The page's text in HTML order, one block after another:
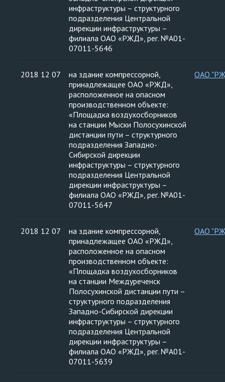
инфраструктуры – структурного
подразделения Центральной
дирекции инфраструктуры –
филиала ОАО «РЖД», рег. №А01-
07011-5646
2018 12 07
на здание компрессорной,
принадлежащее ОАО «РЖД»,
расположенное на опасном
производственном объекте:
«Площадка воздухосборников
на станции Мыски Полосухинской
дистанции пути – структурного
подразделения Западно-
Сибирской дирекции
инфраструктуры – структурного
подразделения Центральной
дирекции инфраструктуры –
филиала ОАО «РЖД», рег. №А01-
07011-5647
ОАО
2018 12 07
на здание компрессорной,
принадлежащее ОАО «РЖД»,
расположенное на опасном
производственном объекте:
«Площадка воздухосборников
на станции Междуреченск
Полосухинской дистанции пути –
структурного подразделения
Западно-Сибирской дирекции
инфраструктуры – структурного
подразделения Центральной
дирекции инфраструктуры –
филиала ОАО «РЖД», рег. №А01-
07011-5639
ОАО